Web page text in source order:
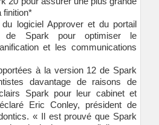
finition*
logiciel Approver et du portail
de Spark pour optimiser le
et les communications
à la version 12 de Spark
davantage de raisons de
Spark pour leur cabinet et
Eric Conley, président de
« Il est prouvé que Spark